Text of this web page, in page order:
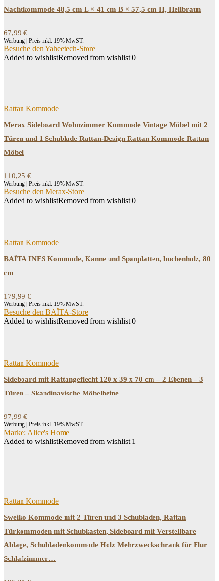
Nachtkommode 48,5 cm L × 41 cm B × 57,5 cm H, Hellbraun
67,99 €
Werbung | Preis inkl. 19% MwST.
Besuche den Yaheetech-Store
Added to wishlistRemoved from wishlist 0
Rattan Kommode
Merax Sideboard Wohnzimmer Kommode Vintage Möbel mit 2
Türen und 1 Schublade Rattan-Design Rattan Kommode Rattan
Möbel
110,25 €
Werbung | Preis inkl. 19% MwST.
Besuche den Merax-Store
Added to wishlistRemoved from wishlist 0
Rattan Kommode
BAÏTA INES Kommode, Kanne und Spanplatten, buchenholz, 80
cm
179,99 €
Werbung | Preis inkl. 19% MwST.
Besuche den BAÏTA-Store
Added to wishlistRemoved from wishlist 0
Rattan Kommode
Sideboard mit Rattangeflecht 120 x 39 x 70 cm – 2 Ebenen – 3
Türen – Skandinavische Möbelbeine
97,99 €
Werbung | Preis inkl. 19% MwST.
Marke: Alice's Home
Added to wishlistRemoved from wishlist 1
Rattan Kommode
Sweiko Kommode mit 2 Türen und 3 Schubladen, Rattan
Türkommoden mit Schubkasten, Sideboard mit Verstellbare
Ablage, Schubladenkommode Holz Mehrzweckschrank für Flur
Schlafzimmer…